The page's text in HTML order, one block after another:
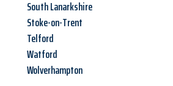
South Lanarkshire
Stoke-on-Trent
Telford
Watford
Wolverhampton